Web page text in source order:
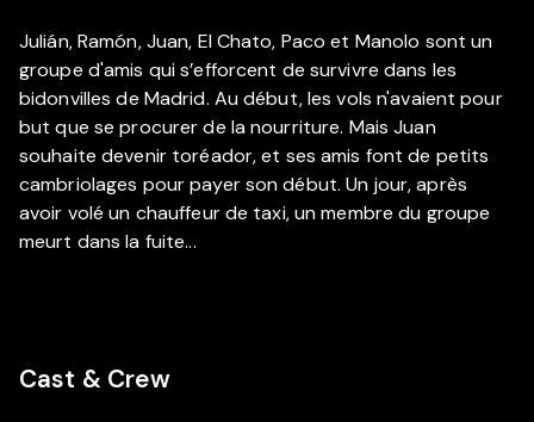
Julián, Ramón, Juan, El Chato, Paco et Manolo sont un
groupe d'amis qui s’efforcent de survivre dans les
bidonvilles de Madrid. Au début, les vols n'avaient pour
but que se procurer de la nourriture. Mais Juan
souhaite devenir toréador, et ses amis font de petits
cambriolages pour payer son début. Un jour, après
avoir volé un chauffeur de taxi, un membre du groupe
meurt dans la fuite...
Cast & Crew